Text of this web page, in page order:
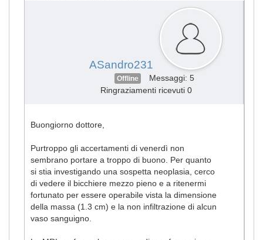
ASandro231
Offline
Messaggi: 5
Ringraziamenti ricevuti 0
Buongiorno dottore,
Purtroppo gli accertamenti di venerdì non
sembrano portare a troppo di buono. Per quanto
si stia investigando una sospetta neoplasia, cerco
di vedere il bicchiere mezzo pieno e a ritenermi
fortunato per essere operabile vista la dimensione
della massa (1.3 cm) e la non infiltrazione di alcun
vaso sanguigno.